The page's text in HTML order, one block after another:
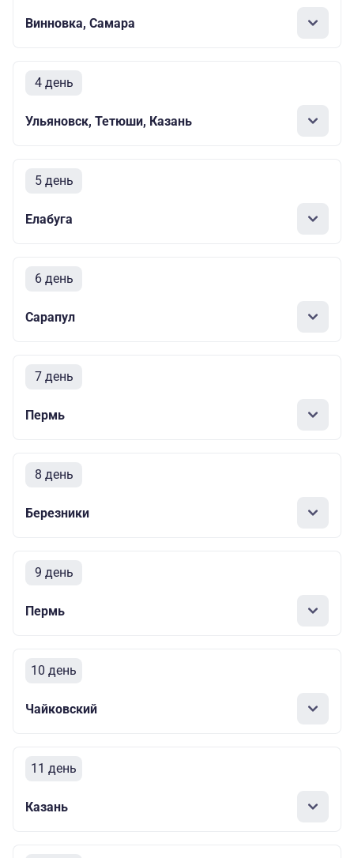
Винновка, Самара
4 день
Ульяновск, Тетюши, Казань
5 день
Елабуга
6 день
Сарапул
7 день
Пермь
8 день
Березники
9 день
Пермь
10 день
Чайковский
11 день
Казань